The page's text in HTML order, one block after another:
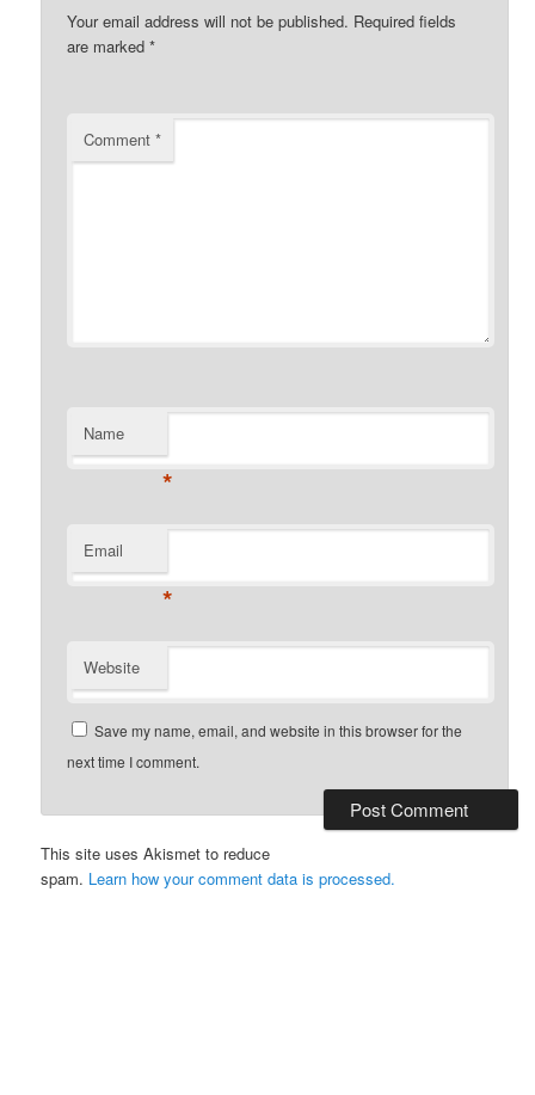
Your email address will not be published. Required fields
are marked*
Comment*
Name
*
Email
*
Website
Save my name, email, and website in this browser for the
next time I comment.
This site uses Akismet to reduce
spam. Learn how your comment data is processed.